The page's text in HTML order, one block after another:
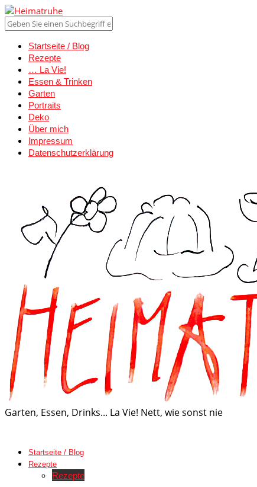
Startseite / Blog
Rezepte
… La Vie!
Essen & Trinken
Garten
Portraits
Deko
Über mich
Impressum
Datenschutzerklärung
Garten, Essen, Drinks... La Vie! Nett, wie sonst nie
Startseite / Blog
Rezepte
Rezepte